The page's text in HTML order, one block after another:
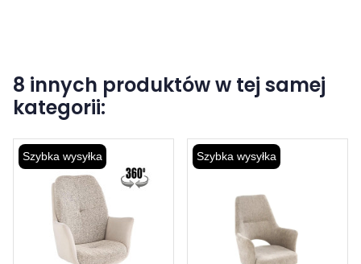
8 innych produktów w tej samej
kategorii:
Szybka wysyłka Szybka wysyłka